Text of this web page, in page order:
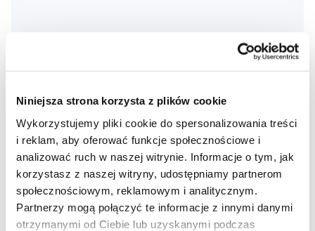
Niniejsza strona korzysta z plików cookie
Wykorzystujemy pliki cookie do spersonalizowania treści
i reklam, aby oferować funkcje społecznościowe i
analizować ruch w naszej witrynie. Informacje o tym, jak
korzystasz z naszej witryny, udostępniamy partnerom
społecznościowym, reklamowym i analitycznym.
Partnerzy mogą połączyć te informacje z innymi danymi
otrzymanymi od Ciebie lub uzyskanymi podczas
250,00 Zł
5,0/5 (99x)
Dostępny > 5 szt
Natychmiast w1 sklepie
Doradzimy Ci